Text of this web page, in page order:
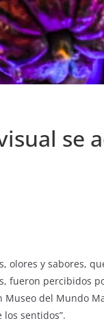
se
olores y sabores,
fueron percibidos
Museo del Mundo
sentidos”.